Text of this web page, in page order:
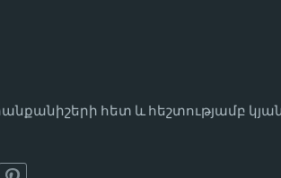
հետ և հեշտությամբ